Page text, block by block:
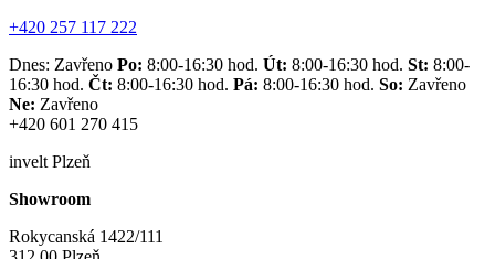
+420 257 117 222
Dnes: Zavřeno Po: 8:00-16:30 hod. Út: 8:00-16:30 hod. St: 8:00-
16:30 hod. Čt: 8:00-16:30 hod. Pá: 8:00-16:30 hod. So: Zavřeno
Ne: Zavřeno
+420 601 270 415
invelt Plzeň
Showroom
Rokycanská 1422/111